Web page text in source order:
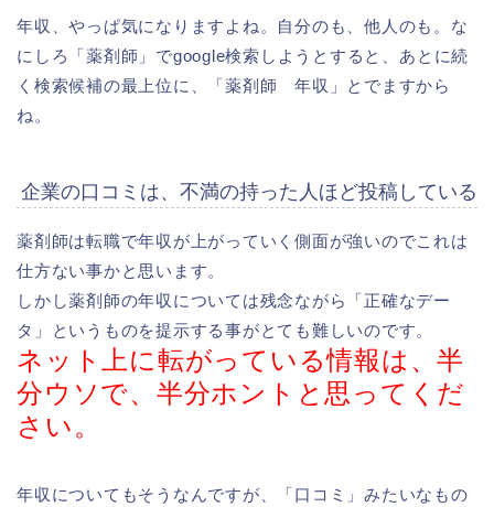
年収、やっぱ気になりますよね。自分のも、他人のも。な
にしろ「薬剤師」でgoogle検索しようとすると、あとに続
く検索候補の最上位に、「薬剤師 年収」とでますから
ね。
企業の口コミは、不満の持った人ほど投稿している
薬剤師は転職で年収が上がっていく側面が強いのでこれは
仕方ない事かと思います。
しかし薬剤師の年収については残念ながら「正確なデー
タ」というものを提示する事がとても難しいのです。
ネット上に転がっている情報は、半
分ウソで、半分ホントと思ってくだ
さい。
年収についてもそうなんですが、「口コミ」みたいなもの